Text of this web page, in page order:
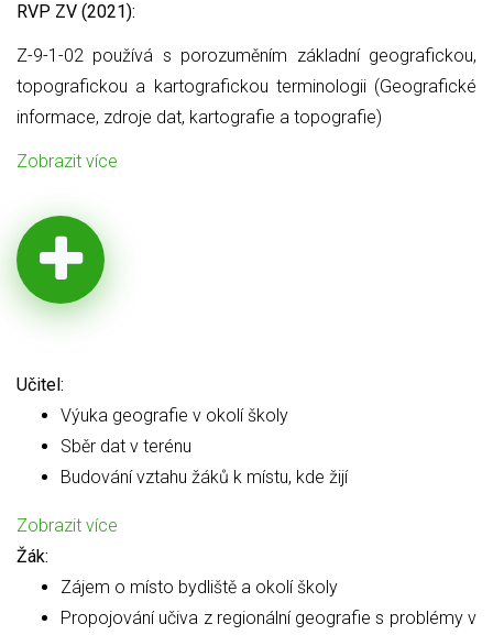
RVP ZV (2021):
Z-9-1-02 používá s porozuměním základní geografickou,
topografickou a kartografickou terminologii (Geografické
informace, zdroje dat, kartografie a topografie)
Zobrazit více
Učitel:
Výuka geografie v okolí školy
Sběr dat v terénu
Budování vztahu žáků k místu, kde žijí
Zobrazit více
Žák:
Zájem o místo bydliště a okolí školy
Propojování učiva z regionální geografie s problémy v